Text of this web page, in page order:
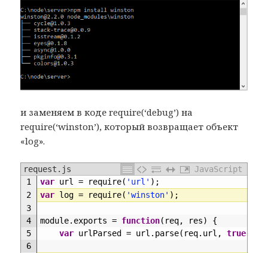
и заменяем в коде require(‘debug’) на
require(‘winston’), который возвращает объект
«log».
request.js
JavaScript
1
2
3
4
5
6
var url = require( 'url' ) ;
var log = require( 'winston' ) ;
module. exports = function( req, res)
{
var urlParsed = url . parse( req. url , true